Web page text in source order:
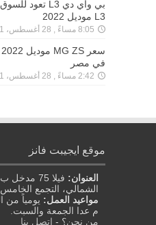
L3 موديل 2022
8:05 مساءً , 28 أغسطس، 2021
في مصر
2:42 مساءً , 28 أغسطس، 2021
موقع ايجيبت فانز
العنوان:
فيلا 75
الشمالي، التجمع
مواعيد العمل:
م عدا الجمعة والسبت.
من نحن؟ - إتصل بنا